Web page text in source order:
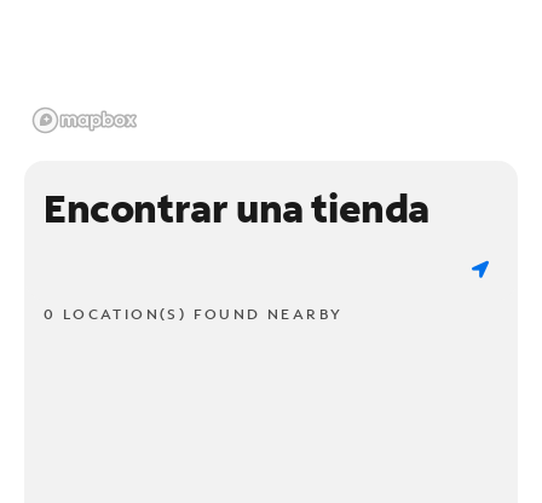
Encontrar una tienda
0 LOCATION(S) FOUND NEARBY